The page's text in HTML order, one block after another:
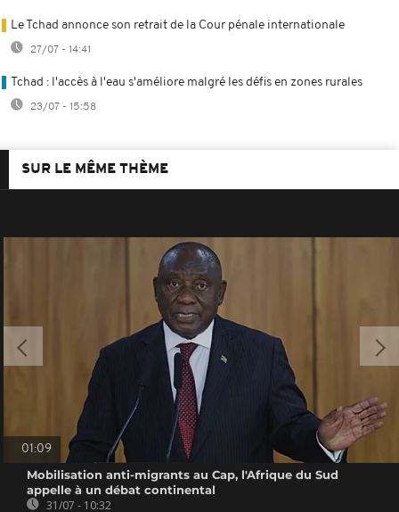
Le Tchad annonce son retrait de la Cour pénale internationale
27/07 - 14:41
Tchad : l'accès à l'eau s'améliore malgré les défis en zones rurales
23/07 - 15:58
SUR LE MÊME THÈME
01:09
Mobilisation anti-migrants au Cap, l'Afrique du Sud
appelle à un débat continental
31/07 - 10:32